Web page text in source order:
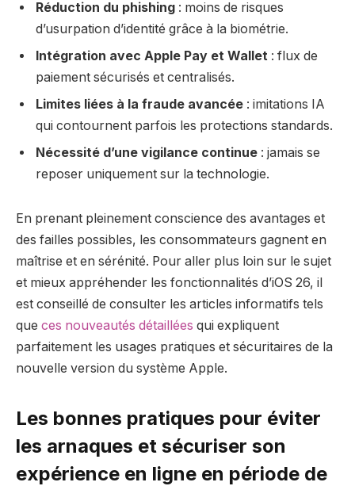
Réduction du phishing : moins de risques
d’usurpation d’identité grâce à la biométrie.
Intégration avec Apple Pay et Wallet : flux de
paiement sécurisés et centralisés.
Limites liées à la fraude avancée : imitations IA
qui contournent parfois les protections standards.
Nécessité d’une vigilance continue : jamais se
reposer uniquement sur la technologie.
En prenant pleinement conscience des avantages et
des failles possibles, les consommateurs gagnent en
maîtrise et en sérénité. Pour aller plus loin sur le sujet
et mieux appréhender les fonctionnalités d’iOS 26, il
est conseillé de consulter les articles informatifs tels
que ces nouveautés détaillées qui expliquent
parfaitement les usages pratiques et sécuritaires de la
nouvelle version du système Apple.
Les bonnes pratiques pour éviter
les arnaques et sécuriser son
expérience en ligne en période de